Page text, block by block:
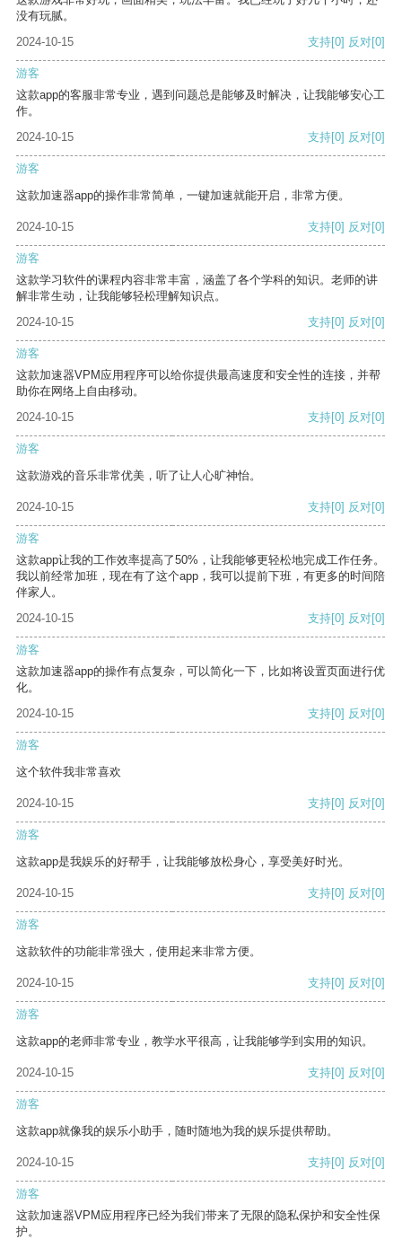
没有玩腻。
2024-10-15
支持[0] 反对[0]
游客
这款app的客服非常专业，遇到问题总是能够及时解决，让我能够安心工
作。
2024-10-15
支持[0] 反对[0]
游客
这款加速器app的操作非常简单，一键加速就能开启，非常方便。
2024-10-15 支持[0] 反对[0]
游客
这款学习软件的课程内容非常丰富，涵盖了各个学科的知识。老师的讲
解非常生动，让我能够轻松理解知识点。
2024-10-15
支持[0] 反对[0]
游客
这款加速器VPM应用程序可以给你提供最高速度和安全性的连接，并帮
助你在网络上自由移动。
2024-10-15
支持[0] 反对[0]
游客
这款游戏的音乐非常优美，听了让人心旷神怡。
2024-10-15 支持[0] 反对[0]
游客
这款app让我的工作效率提高了50%，让我能够更轻松地完成工作任务。
我以前经常加班，现在有了这个app，我可以提前下班，有更多的时间陪
伴家人。
2024-10-15
支持[0] 反对[0]
游客
这款加速器app的操作有点复杂，可以简化一下，比如将设置页面进行优
化。
2024-10-15
支持[0] 反对[0]
游客
这个软件我非常喜欢
2024-10-15 支持[0] 反对[0]
游客
这款app是我娱乐的好帮手，让我能够放松身心，享受美好时光。
2024-10-15 支持[0] 反对[0]
游客
这款软件的功能非常强大，使用起来非常方便。
2024-10-15 支持[0] 反对[0]
游客
这款app的老师非常专业，教学水平很高，让我能够学到实用的知识。
2024-10-15 支持[0] 反对[0]
游客
这款app就像我的娱乐小助手，随时随地为我的娱乐提供帮助。
2024-10-15 支持[0] 反对[0]
游客
这款加速器VPM应用程序已经为我们带来了无限的隐私保护和安全性保
护。